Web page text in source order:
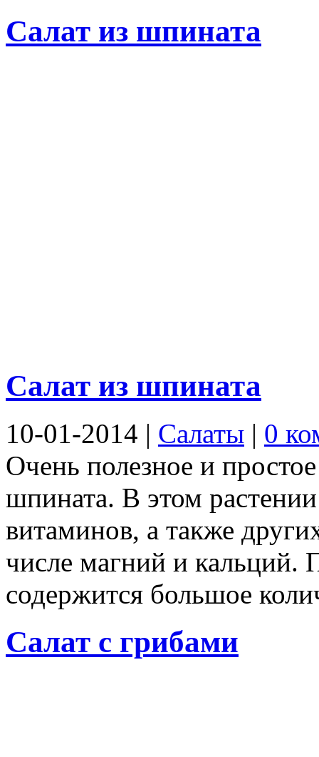
Салат из шпината
Салат из шпината
10-01-2014 | Салаты | 0
Очень полезное и
шпината. В этом
витаминов, а также
числе магний и кальций.
содержится большое
Салат с грибами